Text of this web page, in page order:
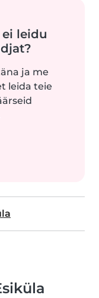
ei leidu
ja me
leida teie